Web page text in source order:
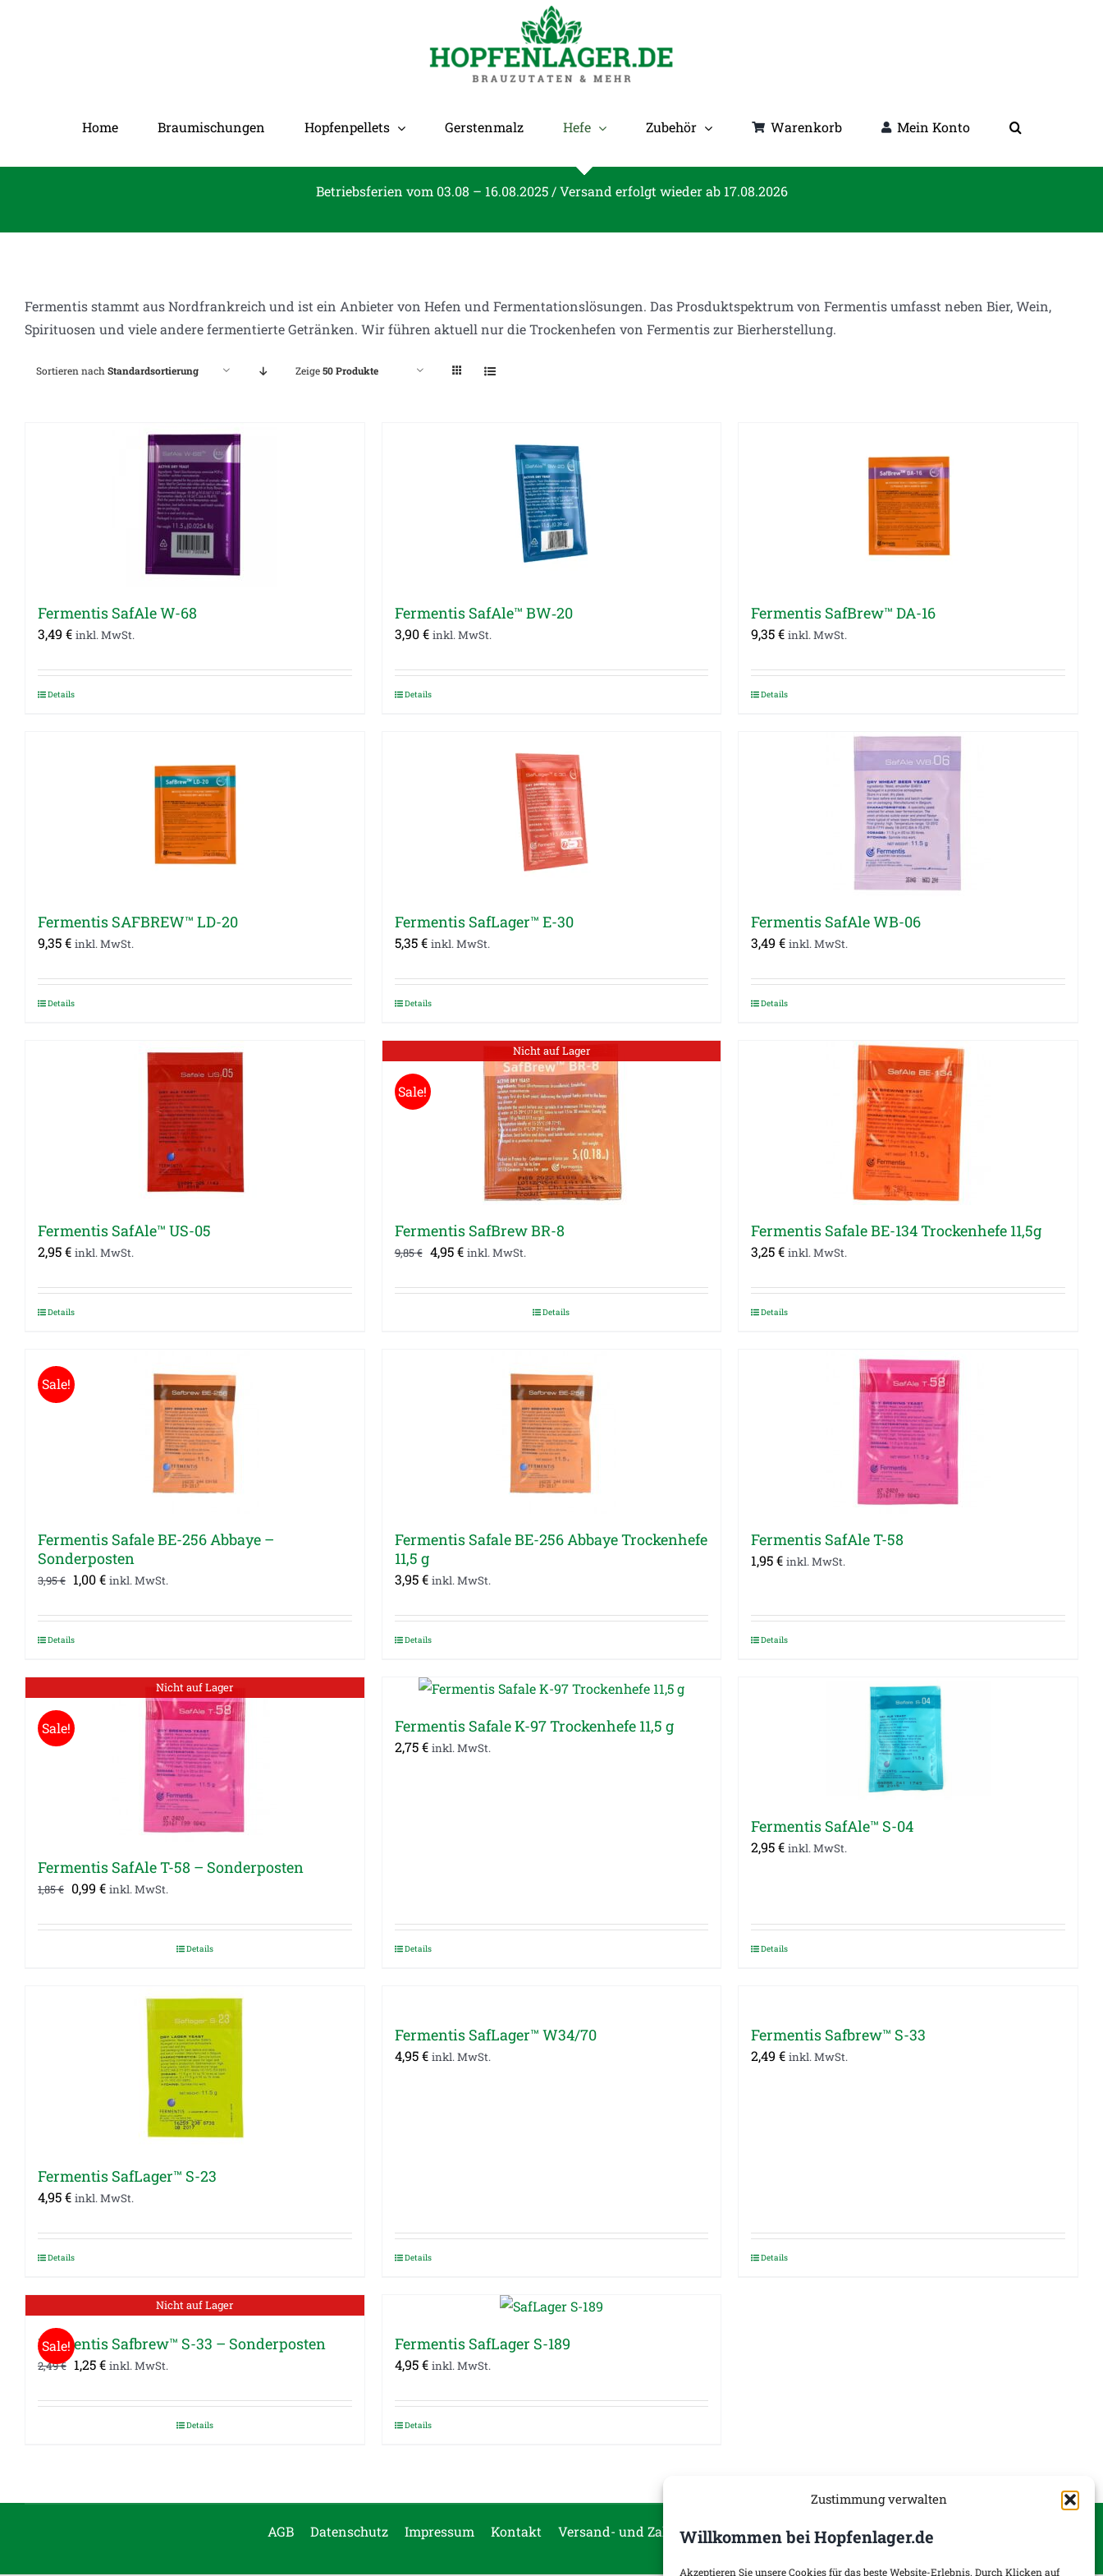
Zustimmung verwalten
Willkommen bei Hopfenlager.de
Akzeptieren Sie unsere Cookies für das beste Website-Erlebnis. Durch Klicken auf
Home Braumischungen Hopfenpellets Gerstenmalz Hefe Zubehör Warenkorb Mein Konto
Betriebsferien vom 03.08 – 16.08.2025 / Versand erfolgt wieder ab 17.08.2026
Fermentis stammt aus Nordfrankreich und ist ein Anbieter von Hefen und Fermentationslösungen. Das Prosduktspektrum von Fermentis umfasst neben Bier, Wein,
Spirituosen und viele andere fermentierte Getränken. Wir führen aktuell nur die Trockenhefen von Fermentis zur Bierherstellung.
Sortieren nach Standardsortierung Zeige50 Produkte
Fermentis SafAle W-68
3,49 € inkl. MwSt.
Details
Fermentis SafAle™ BW‑20
3,90€ inkl. MwSt.
Details
Fermentis SafBrew™ DA-16
9,35€ inkl. MwSt.
Details
Fermentis SAFBREW™ LD-20
9,35€ inkl. MwSt.
Details
Fermentis SafLager™ E-30
5,35€ inkl. MwSt.
Details
Fermentis SafAle WB-06
3,49€ inkl. MwSt.
Details
Fermentis SafAle™ US-05
2,95€ inkl. MwSt.
Details
Nicht auf Lager
Sale!
Fermentis SafBrew BR-8
9,85€ Ursprünglicher
war:
4,95€Aktueller
ist:
inkl. MwSt.
Details
Fermentis Safale BE-134 Trockenhefe 11,5g
3,25€ inkl. MwSt.
Details
Sale!
Fermentis Safale BE-256 Abbaye –
Sonderposten
3,95€ Ursprünglicher
war:
3,95 €
1,00€Aktueller
ist:
inkl. MwSt.
Details
Fermentis Safale BE-256 Abbaye Trockenhefe
11,5 g
3,95€ inkl. MwSt.
Details
Fermentis SafAle T-58
1,95€ inkl. MwSt.
Details
Nicht auf Lager
Sale!
Fermentis SafAle T-58 – Sonderposten
1,85€ Ursprünglicher
war:
0,99 €Aktueller
ist:
inkl. MwSt.
Details
Fermentis Safale K-97 Trockenhefe 11,5 g
2,75€ inkl. MwSt.
Details
Fermentis SafAle™ S-04
2,95€ inkl. MwSt.
Details
Fermentis SafLager™ S-23
4,95€ inkl. MwSt.
Details
Fermentis SafLager™ W34/70
4,95€ inkl. MwSt.
Details
Fermentis Safbrew™ S-33
2,49€ inkl. MwSt.
Details
Nicht auf Lager
Sale!
Fermentis Safbrew™ S-33 – Sonderposten
2,49€ Ursprünglicher
war:
1,25€Aktueller
ist:
inkl. MwSt.
Details
Fermentis SafLager S-189
4,95€ inkl. MwSt.
Details
AGB Datenschutz Impressum Kontakt Versand- und Zahlungsoptionen Widerruf